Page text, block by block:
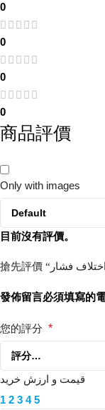
0
0
0
0
商品評價
Only with images
目前沒有評價。
發佈留言必須填寫的
您的評分 *
قیمت و ارزش خرید
1 2 3 4 5